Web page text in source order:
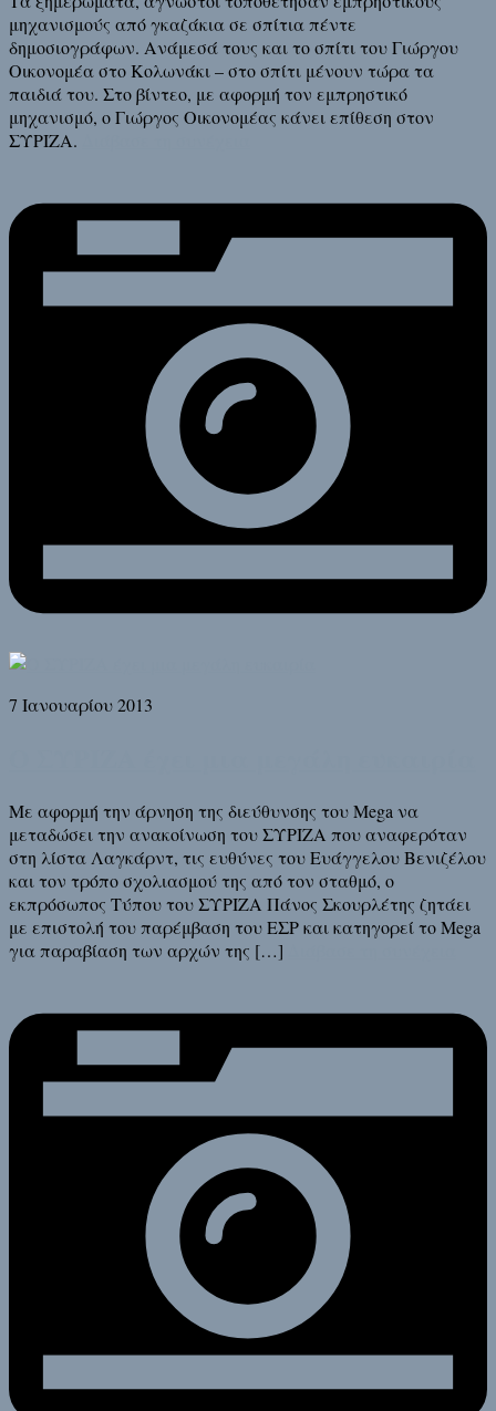
μηχανισμούς από γκαζάκια σε σπίτια πέντε
δημοσιογράφων. Ανάμεσά τους και το σπίτι του Γιώργου
Οικονομέα στο Κολωνάκι – στο σπίτι μένουν τώρα τα
παιδιά του. Στο βίντεο, με αφορμή τον εμπρηστικό
μηχανισμό, ο Γιώργος Οικονομέας κάνει επίθεση στον
ΣΥΡΙΖΑ.
7 Ιανουαρίου 2013
Με αφορμή την άρνηση της διεύθυνσης του Mega να
μεταδώσει την ανακοίνωση του ΣΥΡΙΖΑ που αναφερόταν
στη λίστα Λαγκάρντ, τις ευθύνες του Ευάγγελου Βενιζέλου
και τον τρόπο σχολιασμού της από τον σταθμό, ο
εκπρόσωπος Τύπου του ΣΥΡΙΖΑ Πάνος Σκουρλέτης ζητάει
με επιστολή του παρέμβαση του ΕΣΡ και κατηγορεί το Mega
για παραβίαση των αρχών της […]